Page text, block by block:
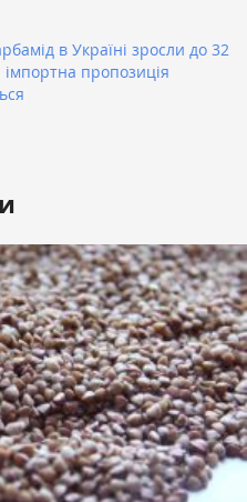
в Україні зросли до 32
імпортна пропозиція